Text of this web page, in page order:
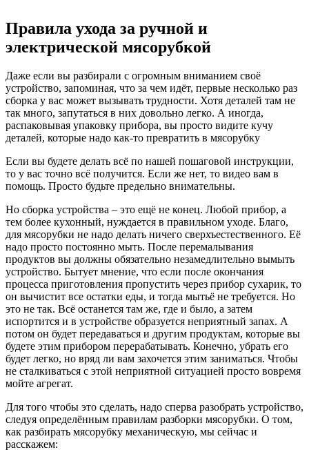
Правила ухода за ручной и
электрической мясорубкой
Даже если вы разбирали с огромным вниманием своё
устройство, запоминая, что за чем идёт, первые несколько раз
сборка у вас может вызывать трудности. Хотя деталей там не
так много, запутаться в них довольно легко. А иногда,
распаковывая упаковку прибора, вы просто видите кучу
деталей, которые надо как-то превратить в мясорубку
Если вы будете делать всё по нашей пошаговой инструкции,
то у вас точно всё получится. Если же нет, то видео вам в
помощь. Просто будьте предельно внимательны.
Но сборка устройства – это ещё не конец. Любой прибор, а
тем более кухонный, нуждается в правильном уходе. Благо,
для мясорубки не надо делать ничего сверхъестественного. Её
надо просто постоянно мыть. После перемалывания
продуктов вы должны обязательно незамедлительно вымыть
устройство. Бытует мнение, что если после окончания
процесса приготовления пропустить через прибор сухарик, то
он вычистит все остатки еды, и тогда мытьё не требуется. Но
это не так. Всё останется там же, где и было, а затем
испортится и в устройстве образуется неприятный запах. А
потом он будет передаваться и другим продуктам, которые вы
будете этим прибором перерабатывать. Конечно, убрать его
будет легко, но вряд ли вам захочется этим заниматься. Чтобы
не сталкиваться с этой неприятной ситуацией просто вовремя
мойте агрегат.
Для того чтобы это сделать, надо сперва разобрать устройство,
следуя определённым правилам разборки мясорубки. О том,
как разбирать мясорубку механическую, мы сейчас и
расскажем: